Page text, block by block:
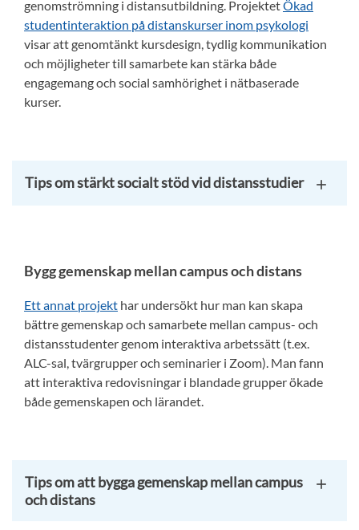
genomströmning i distansutbildning. ProjektetÖkad
studentinteraktion på distanskurser inom psykologi
visar att genomtänkt kursdesign, tydlig kommunikation
och möjligheter till samarbete kan stärka både
engagemang och social samhörighet i nätbaserade
kurser.
Tips om stärkt socialt stöd vid distansstudier
Bygg gemenskap mellan campus och distans
Ett annat projekt har undersökt hur man kan skapa
bättre gemenskap och samarbete mellan campus- och
distansstudenter genom interaktiva arbetssätt (t.ex.
ALC-sal, tvärgrupper och seminarier i Zoom). Man fann
att interaktiva redovisningar i blandade grupper ökade
både gemenskapen och lärandet.
Tips om att bygga gemenskap mellan campus
och distans